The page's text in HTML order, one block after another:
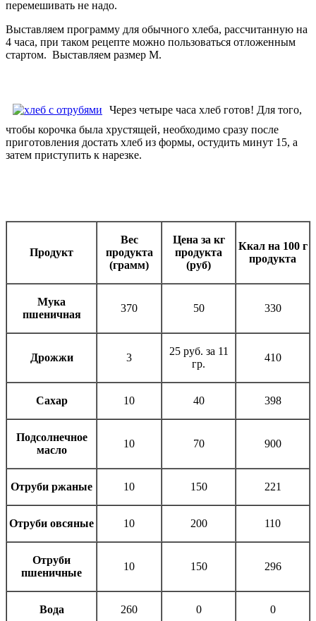
перемешивать не надо.
Выставляем программу для обычного хлеба, рассчитанную на
4 часа, при таком рецепте можно пользоваться отложенным
стартом. Выставляем размер М.
Через четыре часа хлеб готов! Для того,
чтобы корочка была хрустящей, необходимо сразу после
приготовления достать хлеб из формы, остудить минут 15, а
затем приступить к нарезке.
Продукт
Вес
продукта
(грамм)
Цена за кг
продукта
(руб)
Ккал на 100 г
продукта
Мука
пшеничная
370 50 330
Дрожжи 3
25 руб. за 11
гр.
410
Сахар 10 40 398
Подсолнечное
масло
10 70 900
Отруби ржаные 10 150 221
Отруби овсяные 10 200 110
Отруби
пшеничные
10 150 296
Вода 260 0 0